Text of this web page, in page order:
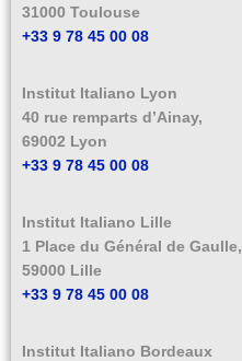
31000 Toulouse
+33 9 78 45 00 08
Institut Italiano Lyon
40 rue remparts d’Ainay,
69002 Lyon
+33 9 78 45 00 08
Institut Italiano Lille
1 Place du Général de Gaulle,
59000 Lille
+33 9 78 45 00 08
Institut Italiano Bordeaux